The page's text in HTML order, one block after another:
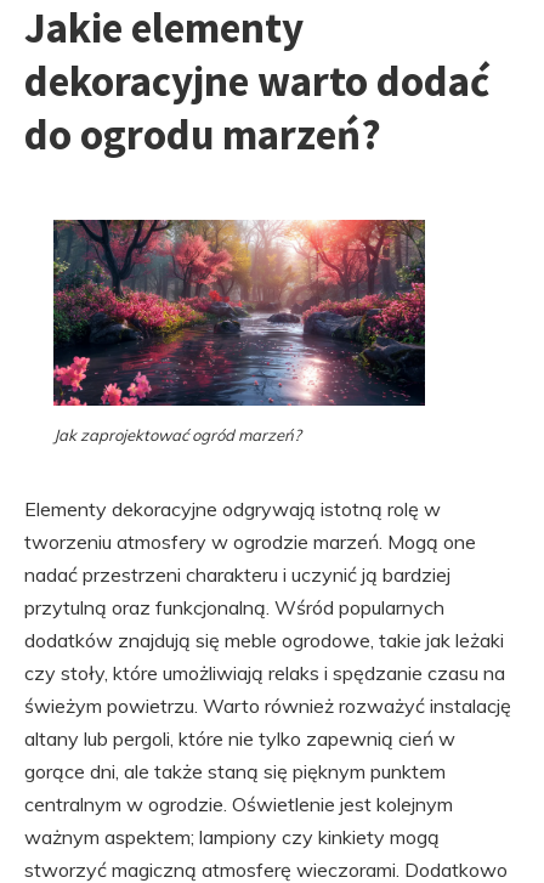
Jakie elementy
dekoracyjne warto dodać
do ogrodu marzeń?
Jak zaprojektować ogród marzeń?
Elementy dekoracyjne odgrywają istotną rolę w
tworzeniu atmosfery w ogrodzie marzeń. Mogą one
nadać przestrzeni charakteru i uczynić ją bardziej
przytulną oraz funkcjonalną. Wśród popularnych
dodatków znajdują się meble ogrodowe, takie jak leżaki
czy stoły, które umożliwiają relaks i spędzanie czasu na
świeżym powietrzu. Warto również rozważyć instalację
altany lub pergoli, które nie tylko zapewnią cień w
gorące dni, ale także staną się pięknym punktem
centralnym w ogrodzie. Oświetlenie jest kolejnym
ważnym aspektem; lampiony czy kinkiety mogą
stworzyć magiczną atmosferę wieczorami. Dodatkowo